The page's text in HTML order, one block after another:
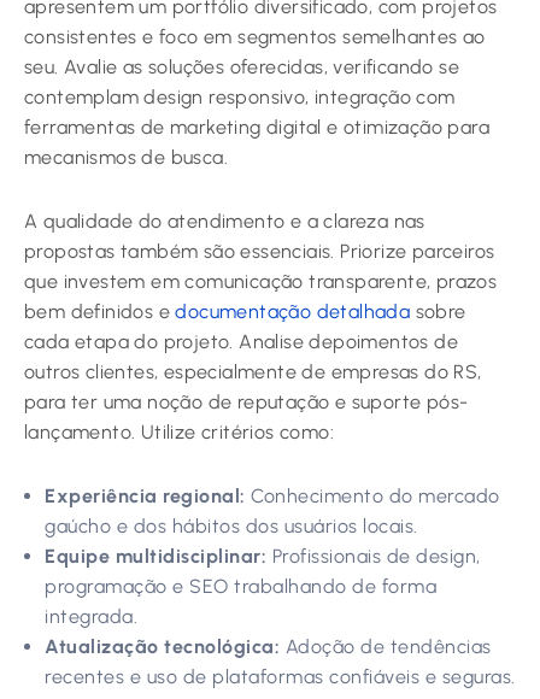
apresentem um portfólio diversificado, com projetos
consistentes e foco em segmentos semelhantes ao
seu. Avalie as soluções oferecidas, verificando se
contemplam design responsivo, integração com
ferramentas de marketing digital e otimização para
mecanismos de busca.
A qualidade do atendimento e a clareza nas
propostas também são essenciais. Priorize parceiros
que investem em comunicação transparente, prazos
bem definidos edocumentação detalhada sobre
cada etapa do projeto. Analise depoimentos de
outros clientes, especialmente de empresas do RS,
para ter uma noção de reputação e suporte pós-
lançamento. Utilize critérios como:
Experiência regional: Conhecimento do mercado
gaúcho e dos hábitos dos usuários locais.
Equipe multidisciplinar: Profissionais de design,
programação e SEO trabalhando de forma
integrada.
Atualização tecnológica: Adoção de tendências
recentes e uso de plataformas confiáveis e seguras.